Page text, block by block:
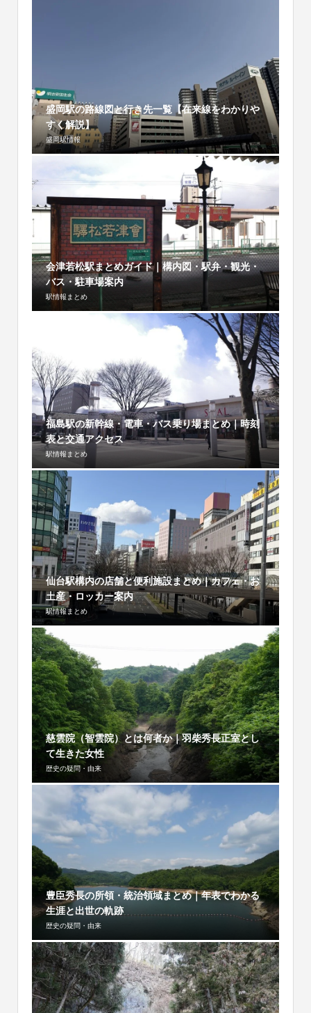
盛岡駅の路線図と行き先一覧【在来線をわかりや
すく解説】
盛岡駅情報
会津若松駅まとめガイド｜構内図・駅弁・観光・
バス・駐車場案内
駅情報まとめ
福島駅の新幹線・電車・バス乗り場まとめ｜時刻
表と交通アクセス
駅情報まとめ
仙台駅構内の店舗と便利施設まとめ｜カフェ・お
土産・ロッカー案内
駅情報まとめ
慈雲院（智雲院）とは何者か｜羽柴秀長正室とし
て生きた女性
歴史の疑問・由来
豊臣秀長の所領・統治領域まとめ｜年表でわかる
生涯と出世の軌跡
歴史の疑問・由来